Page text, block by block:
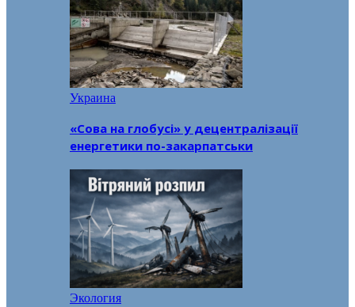
Украина
«Сова на глобусі» у децентралізації
енергетики по-закарпатськи
Экология